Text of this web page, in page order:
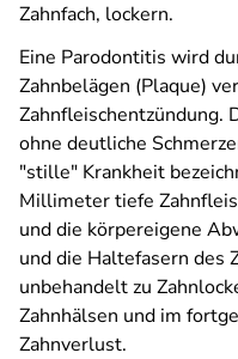
Zahnfach, lockern.
Eine Parodontitis wird
Zahnbelägen (Plaque)
Zahnfleischentzündung.
ohne deutliche
"stille" Krankheit
Millimeter tiefe
und die körpereigene
und die Haltefasern des
unbehandelt zu
Zahnhälsen und im
Zahnverlust.